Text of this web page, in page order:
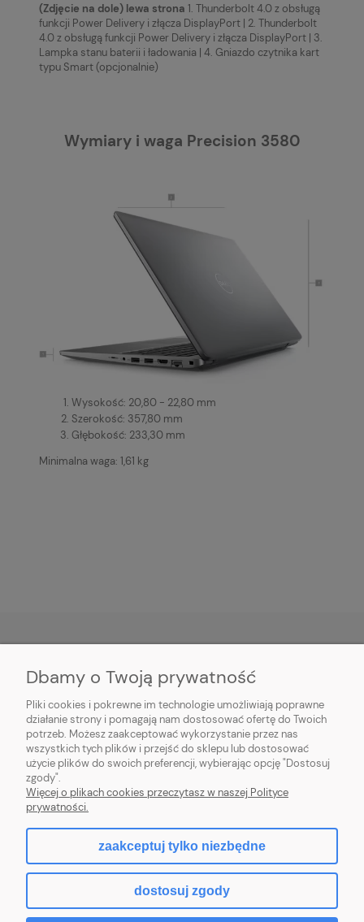
(Zdjęcie na dole) lewa strona 1. Thunderbolt 4.0 z obsługą
funkcji Power Delivery i złącza DisplayPort | 2. Thunderbolt
4.0 z obsługą funkcji Power Delivery i złącza DisplayPort | 3.
Lampka stanu baterii i ładowania | 4. Gniazdo czytnika kart
typu Smart (opcjonalnie)
Wymiary i waga Precision 3580
Wysokość: 20,80 - 22,80 mm
Szerokość: 357,80 mm
Głębokość: 233,30 mm
Minimalna waga: 1,61 kg
O NAS
INFORMACJE
PŁATNOŚCI I DOSTAWA
POMOC
MOJE KONTO
2026 © komputerydlafirm.pl - wszystkie prawa zastrzeżone.
Dbamy o Twoją prywatność
Pliki cookies i pokrewne im technologie umożliwiają poprawne
działanie strony i pomagają nam dostosować ofertę do Twoich
potrzeb. Możesz zaakceptować wykorzystanie przez nas
wszystkich tych plików i przejść do sklepu lub dostosować
użycie plików do swoich preferencji, wybierając opcję "Dostosuj
zgody".
Więcej o plikach cookies przeczytasz w naszej Polityce
prywatności.
zaakceptuj tylko niezbędne
dostosuj zgody